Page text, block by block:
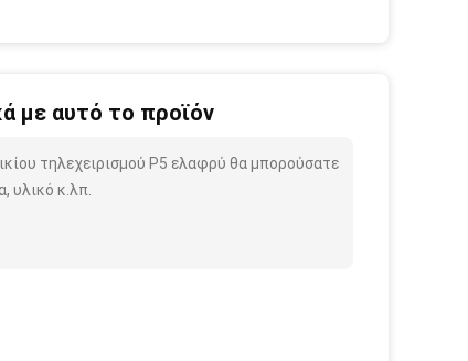
με αυτό το προϊόν
τηλεχειρισμού P5 ελαφρύ θα μπορούσατε
υλικό κ.λπ.